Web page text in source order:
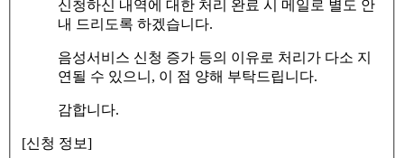
신청하신 내역에 대한 처리 완료 시 메일로 별도 안
내 드리도록 하겠습니다.
음성서비스 신청 증가 등의 이유로 처리가 다소 지
연될 수 있으니, 이 점 양해 부탁드립니다.
감합니다.
[신청 정보]